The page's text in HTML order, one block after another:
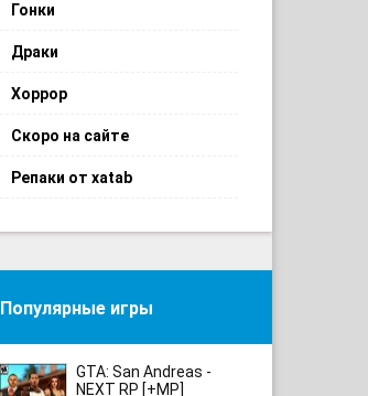
Гонки
Драки
Хоррор
Скоро на сайте
Репаки от xatab
Популярные игры
GTA: San Andreas -
NEXT RP [+MP]